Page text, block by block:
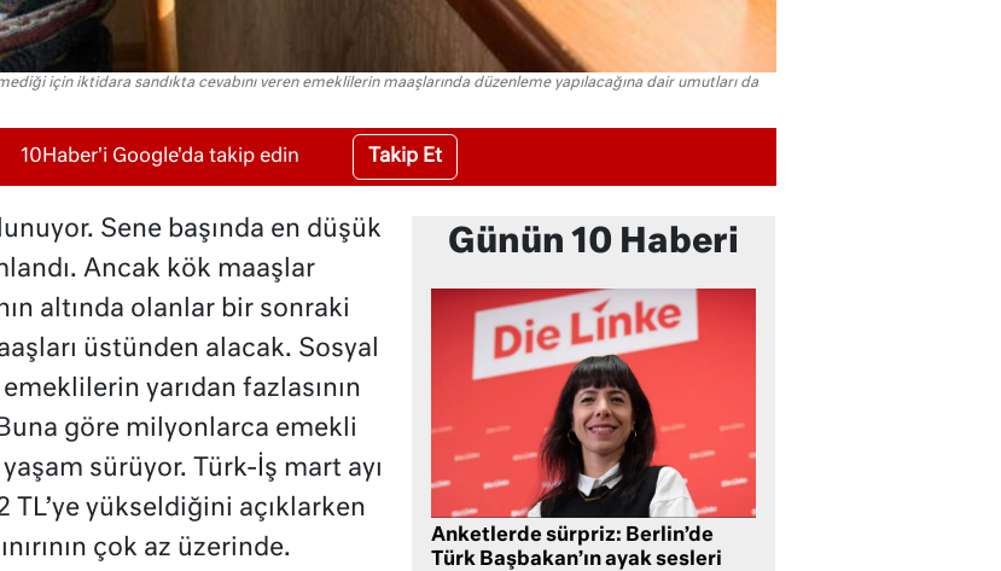
için iktidara sandıkta cevabını veren emeklilerin maaşlarında düzenleme yapılacağına dair umutları da
10Haber'i Google'da takip edin Takip Et
Sene başında en düşük
Ancak kök maaşlar
altında olanlar bir sonraki
üstünden alacak. Sosyal
yarıdan fazlasının
göre milyonlarca emekli
yaşam sürüyor. Türk-İş mart ayı
TL’ye yükseldiğini açıklarken
çok az üzerinde.
Günün 10 Haberi
Anketlerde sürpriz: Berlin’de
Türk Başbakan’ın ayak sesleri